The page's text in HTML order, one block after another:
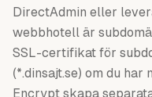
DirectAdmin eller
webbhotell är
SSL-certifikat för
(*.dinsajt.se) om du har
Encrypt skapa